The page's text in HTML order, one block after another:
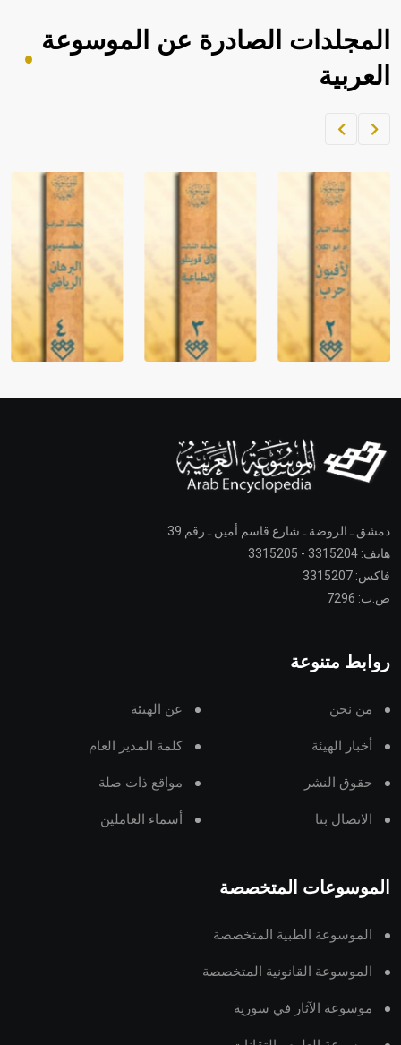
المجلدات الصادرة عن الموسوعة
العربية
دمشق ـ الروضة ـ شارع قاسم أمين ـ رقم 39
هاتف: 3315204 - 3315205
فاكس: 3315207
ص.ب: 7296
روابط متنوعة
من نحن عن الهيئة
أخبار الهيئة كلمة المدير العام
حقوق النشر مواقع ذات صلة
الاتصال بنا أسماء العاملين
الموسوعات المتخصصة
الموسوعة الطبية المتخصصة
الموسوعة القانونية المتخصصة
موسوعة الآثار في سورية